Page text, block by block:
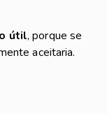
útil, porque se
aceitaria.